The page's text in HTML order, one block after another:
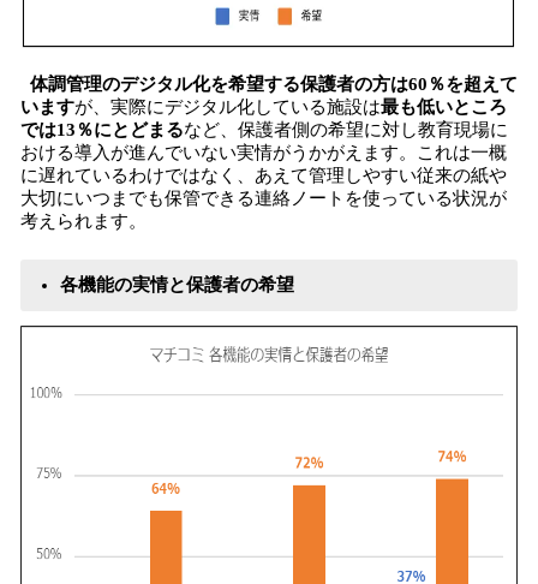
体調管理のデジタル化を希望する保護者の方は60％を超えて
いますが、実際にデジタル化している施設は最も低いところ
では13％にとどまるなど、保護者側の希望に対し教育現場に
おける導入が進んでいない実情がうかがえます。これは一概
に遅れているわけではなく、あえて管理しやすい従来の紙や
大切にいつまでも保管できる連絡ノートを使っている状況が
考えられます。
各機能の実情と保護者の希望